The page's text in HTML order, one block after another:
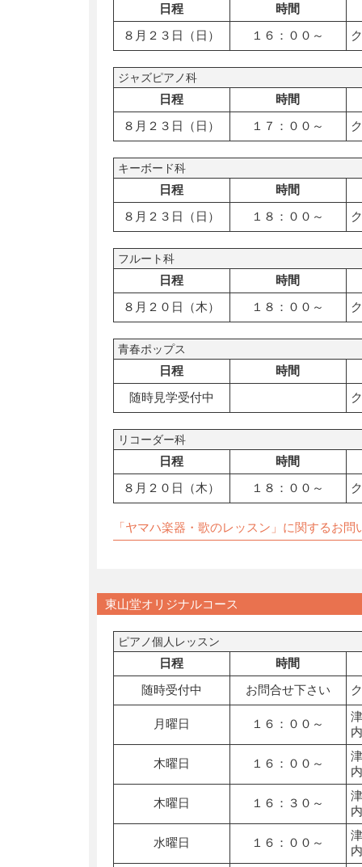
日程
時間
８月２３日（日）
１６：００～
ジャズピアノ科
日程
時間
８月２３日（日）
１７：００～
キーボード科
日程
時間
８月２３日（日）
１８：００～
フルート科
日程
時間
８月２０日（木）
１８：００～
青春ポップス
日程
時間
随時見学受付中
リコーダー科
日程
時間
８月２０日（木）
１８：００～
「ヤマハ楽器・歌のレッスン」に関するお問
東山堂オリジナルコース
ピアノ個人レッスン
日程
時間
随時受付中
お問合せ下さい
月曜日 １６：００～
木曜日 １６：００～
木曜日 １６：３０～
水曜日 １６：００～